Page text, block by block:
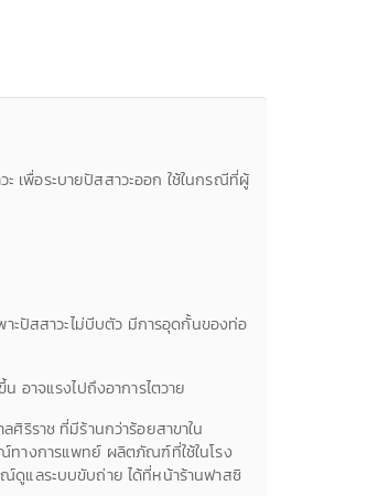
เพื่อระบายปัสสาวะออก ใช้ในกรณีที่ผู้
าะปัสสาวะไม่บีบตัว มีการอุดกั้นของท่อ
อาจแรงไปถึงอาการไตวาย
ริราช ที่มีร้านกว่าร้อยสาขาใน
ทางการแพทย์ ผลิตภัณฑ์ที่ใช้ในโรง
แลระบบขับถ่าย ได้ที่หน้าร้านฟาสซิ